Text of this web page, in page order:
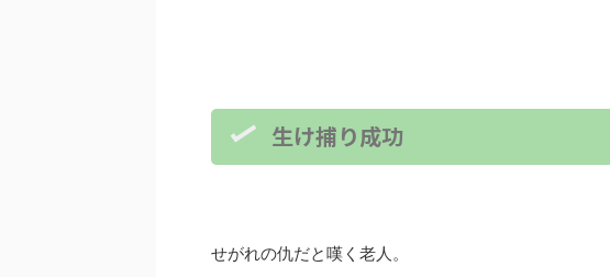
生け捕り成功
せがれの仇だと嘆く老人。